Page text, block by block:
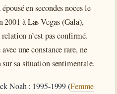
en secondes noces le
2001 à Las Vegas (Gala),
n’est pas confirmé.
une constance rare, ne
sa situation sentimentale.
Noah : 1995-1999 (Femme